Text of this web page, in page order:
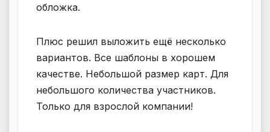
обложка.
Плюс решил выложить ещё несколько
вариантов. Все шаблоны в хорошем
качестве. Небольшой размер карт. Для
небольшого количества участников.
Только для взрослой компании!